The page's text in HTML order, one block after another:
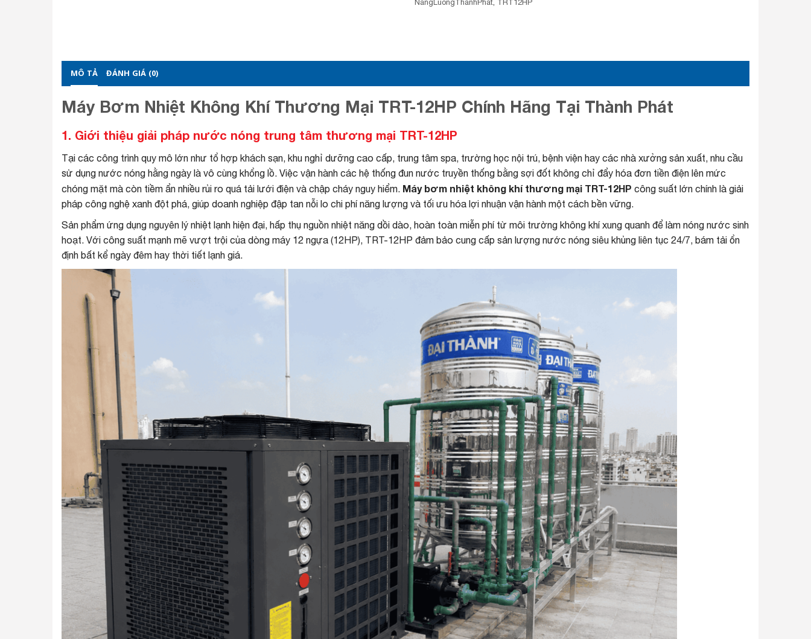
NangLuongThanhPhat TRT12HP
MÔ TẢ ĐÁNH GIÁ (0)
Máy Bơm Nhiệt Không Khí Thương Mại TRT-12HP Chính Hãng Tại Thành Phát
1. Giới thiệu giải pháp nước nóng trung tâm thương mại TRT-12HP
Tại các công trình quy mô lớn như tổ hợp khách sạn, khu nghỉ dưỡng cao cấp, trung tâm spa, trường học nội trú, bệnh viện hay các nhà xưởng sản xuất, nhu cầu
sử dụng nước nóng hằng ngày là vô cùng khổng lồ. Việc vận hành các hệ thống đun nước truyền thống bằng sợi đốt không chỉ đẩy hóa đơn tiền điện lên mức
chóng mặt mà còn tiềm ẩn nhiều rủi ro quá tải lưới điện và chập cháy nguy hiểm. Máy bơm nhiệt không khí thương mại TRT-12HP công suất lớn chính là giải
pháp công nghệ xanh đột phá, giúp doanh nghiệp đập tan nỗi lo chi phí năng lượng và tối ưu hóa lợi nhuận vận hành một cách bền vững.
Sản phẩm ứng dụng nguyên lý nhiệt lạnh hiện đại, hấp thụ nguồn nhiệt năng dồi dào, hoàn toàn miễn phí từ môi trường không khí xung quanh để làm nóng nước sinh
hoạt. Với công suất mạnh mẽ vượt trội của dòng máy 12 ngựa (12HP), TRT-12HP đảm bảo cung cấp sản lượng nước nóng siêu khủng liên tục 24/7, bám tải ổn
định bất kể ngày đêm hay thời tiết lạnh giá.